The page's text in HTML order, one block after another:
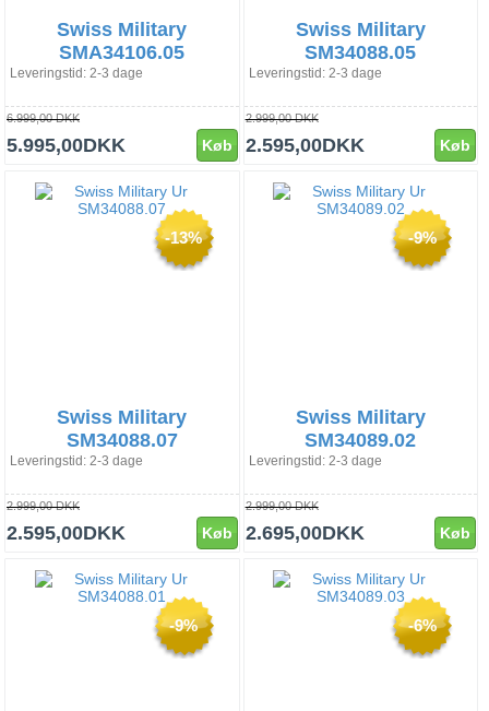
Swiss Military
SMA34106.05
Leveringstid: 2-3 dage
6.999,00 DKK
5.995,00DKK Køb
Swiss Military
SM34088.05
Leveringstid: 2-3 dage
2.999,00 DKK
2.595,00DKK Køb
-13%
Swiss Military
SM34088.07
Leveringstid: 2-3 dage
2.999,00 DKK
2.595,00DKK Køb
-9%
Swiss Military
SM34089.02
Leveringstid: 2-3 dage
2.999,00 DKK
2.695,00DKK Køb
-9% -6%